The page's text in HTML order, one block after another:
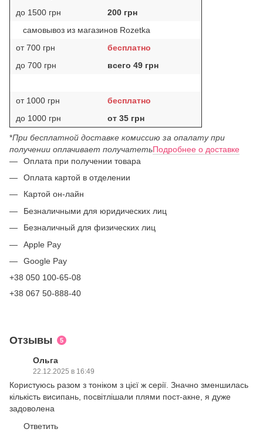
до 1500 грн
200 грн
самовывоз из магазинов Rozetka
от 700 грн
бесплатно
до 700 грн
всего 49 грн
от 1000 грн
бесплатно
до 1000 грн
от 35 грн
*При бесплатной доставке комиссию за опалату при
получении оплачивает получатетьПодробнее о доставке
Оплата при получении товара
Оплата картой в отделении
Картой он-лайн
Безналичными для юридических лиц
Безналичный для физических лиц
Apple Pay
Google Pay
+38 050 100-65-08
+38 067 50-888-40
Отзывы 5
Ольга
22.12.2025 в 16:49
Користуюсь разом з тоніком з цієї ж серії. Значно зменшилась
кількість висипань, посвітлішали плями пост-акне, я дуже
задоволена
Ответить